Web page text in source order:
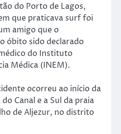
do Porto de Lagos,
que praticava surf foi
amigo que o
óbito sido declarado
do Instituto
Médica (INEM).
ocorreu ao início da
Canal e a Sul da praia
de Aljezur, no distrito